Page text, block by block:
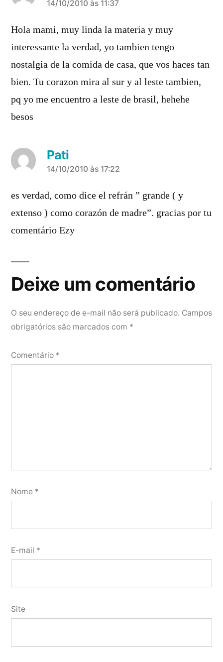
diz:
14/10/2010 às 11:37
Hola mami, muy linda la materia y muy
interessante la verdad, yo tambien tengo
nostalgia de la comida de casa, que vos haces tan
bien. Tu corazon mira al sur y al leste tambien,
pq yo me encuentro a leste de brasil, hehehe
besos
Pati
diz:
14/10/2010 às 17:22
es verdad, como dice el refrán ” grande ( y
extenso ) como corazón de madre”. gracias por tu
comentário Ezy
Deixe um comentário
O seu endereço de e-mail não será publicado. Campos
obrigatórios são marcados com *
Comentário *
Nome *
E-mail *
Site